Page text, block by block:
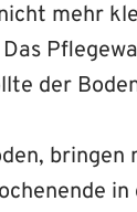
mehr
der
bringen